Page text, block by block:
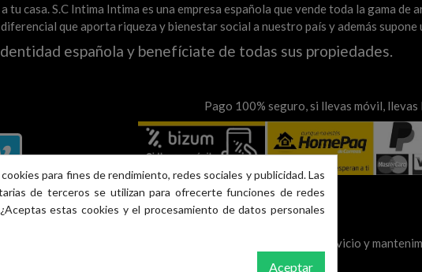
casa. S.C Intima Intima es una empresa española que vende toda la gama de
que aporta riqueza y bienestar social a nuestro país y además
española y benefíciate de todas sus propiedades.
Pago 100% seguro, si llevas móvil, llevas
o sus afiliados. Plaza dos de mayo n.9 Manises-Valencia Servicio y
para fines de rendimiento, redes sociales y publicidad. Las
de terceros se utilizan para ofrecerte funciones de redes
estas cookies y el procesamiento de datos personales
Aceptar